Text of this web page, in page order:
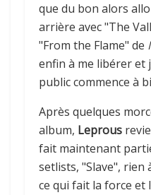
que du bon alors
arrière avec "The
"From the Flame" de
enfin à me libérer et
public commence à
Après quelques
album, Leprous
fait maintenant
setlists, "Slave",
ce qui fait la force et